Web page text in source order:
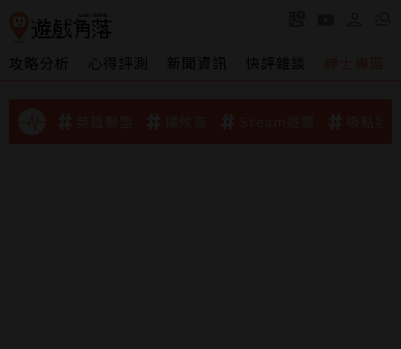
攻略分析 心得評測 新聞資訊 快評雜談